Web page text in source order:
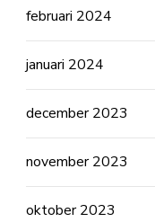
februari 2024
januari 2024
december 2023
november 2023
oktober 2023